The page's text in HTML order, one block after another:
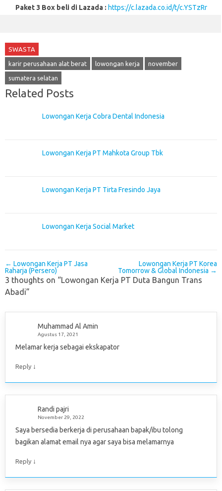
Paket 3 Box beli di Lazada : https://c.lazada.co.id/t/c.YSTzRr
SWASTA
karir perusahaan alat berat lowongan kerja november
sumatera selatan
Related Posts
Lowongan Kerja Cobra Dental Indonesia
Lowongan Kerja PT Mahkota Group Tbk
Lowongan Kerja PT Tirta Fresindo Jaya
Lowongan Kerja Social Market
Post navigation
← Lowongan Kerja PT Jasa
Raharja (Persero)
Lowongan Kerja PT Korea
Tomorrow & Global Indonesia →
3 thoughts on “Lowongan Kerja PT Duta Bangun Trans
Abadi”
Muhammad Al Amin
Agustus 17, 2021
Melamar kerja sebagai ekskapator
Reply ↓
Randi pajri
November 29, 2022
Saya bersedia berkerja di perusahaan bapak/ibu tolong
bagikan alamat email nya agar saya bisa melamarnya
Reply ↓